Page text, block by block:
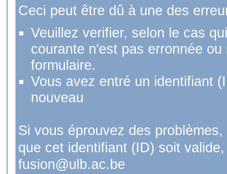
Ceci peut être dû à une des
Veuillez verifier, selon le cas
courante n'est pas erronnée
formulaire.
Vous avez entré un identifiant
nouveau
Si vous éprouvez des
que cet identifiant (ID) soit
fusion@ulb.ac.be